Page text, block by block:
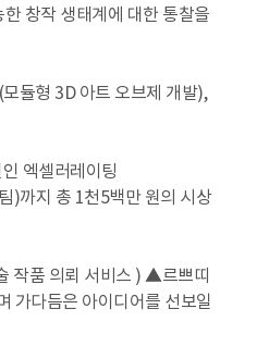
창작 생태계에 대한 통찰을
듈형 3D 아트 오브제 개발),
엑셀러레이팅
)까지 총 1천5백만 원의 시상
작품 의뢰 서비스 ) ▲르쁘띠
가다듬은 아이디어를 선보일